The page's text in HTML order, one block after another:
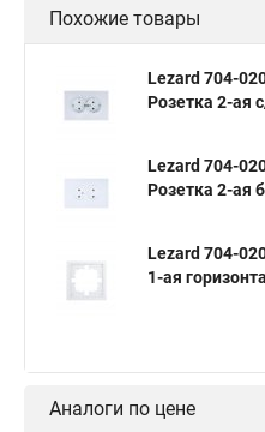
Похожие товары
Lezard 704-
Розетка 2-ая
Lezard 704-
Розетка 2-ая
Lezard 704-
1-ая
Аналоги по цене